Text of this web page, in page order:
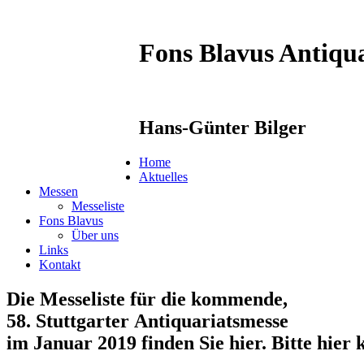
Fons Blavus
Hans-Günter Bilger
Home
Aktuelles
Messen
Messeliste
Fons Blavus
Über uns
Links
Kontakt
Die Messeliste für die kommende,
58. Stuttgarter Antiquariatsmesse
im Januar 2019 finden Sie hier. Bitte hier